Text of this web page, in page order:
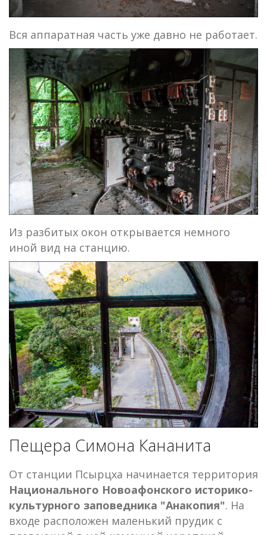
Вся аппаратная часть уже давно не работает.
Из разбитых окон открывается немного
иной вид на станцию.
Пещера Симона Кананита
От станции Псырцха начинается территория
Национального Новоафонского историко-
культурного заповедника "Анакопия". На
входе расположен маленький прудик с